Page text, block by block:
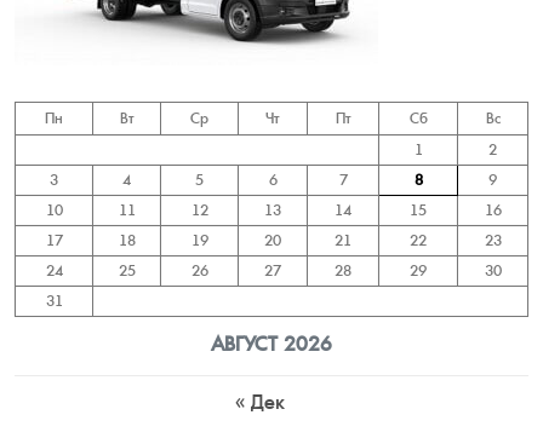
АВГУСТ 2026
Пн Вт Ср Чт Пт Сб
Вс
1
2
3
4 5 6 7 8
9
10
11 12 13 14 15
16
17
18 19 20 21 22
23
24
25 26 27 28 29
30
31
« Дек